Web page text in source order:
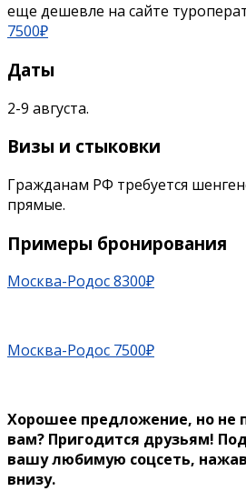
еще дешевле на сайте
7500₽
Даты
2-9 августа.
Визы и стыковки
Гражданам РФ требуется
прямые.
Примеры бронирования
Москва-Родос 8300₽
Москва-Родос 7500₽
Хорошее предложение, но не
вам? Пригодится друзьям!
вашу любимую соцсеть,
внизу.